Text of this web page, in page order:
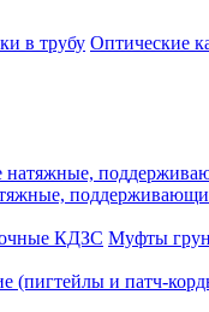
в трубу Оптические
натяжные,
КДЗС Муфты
(пигтейлы и патч-